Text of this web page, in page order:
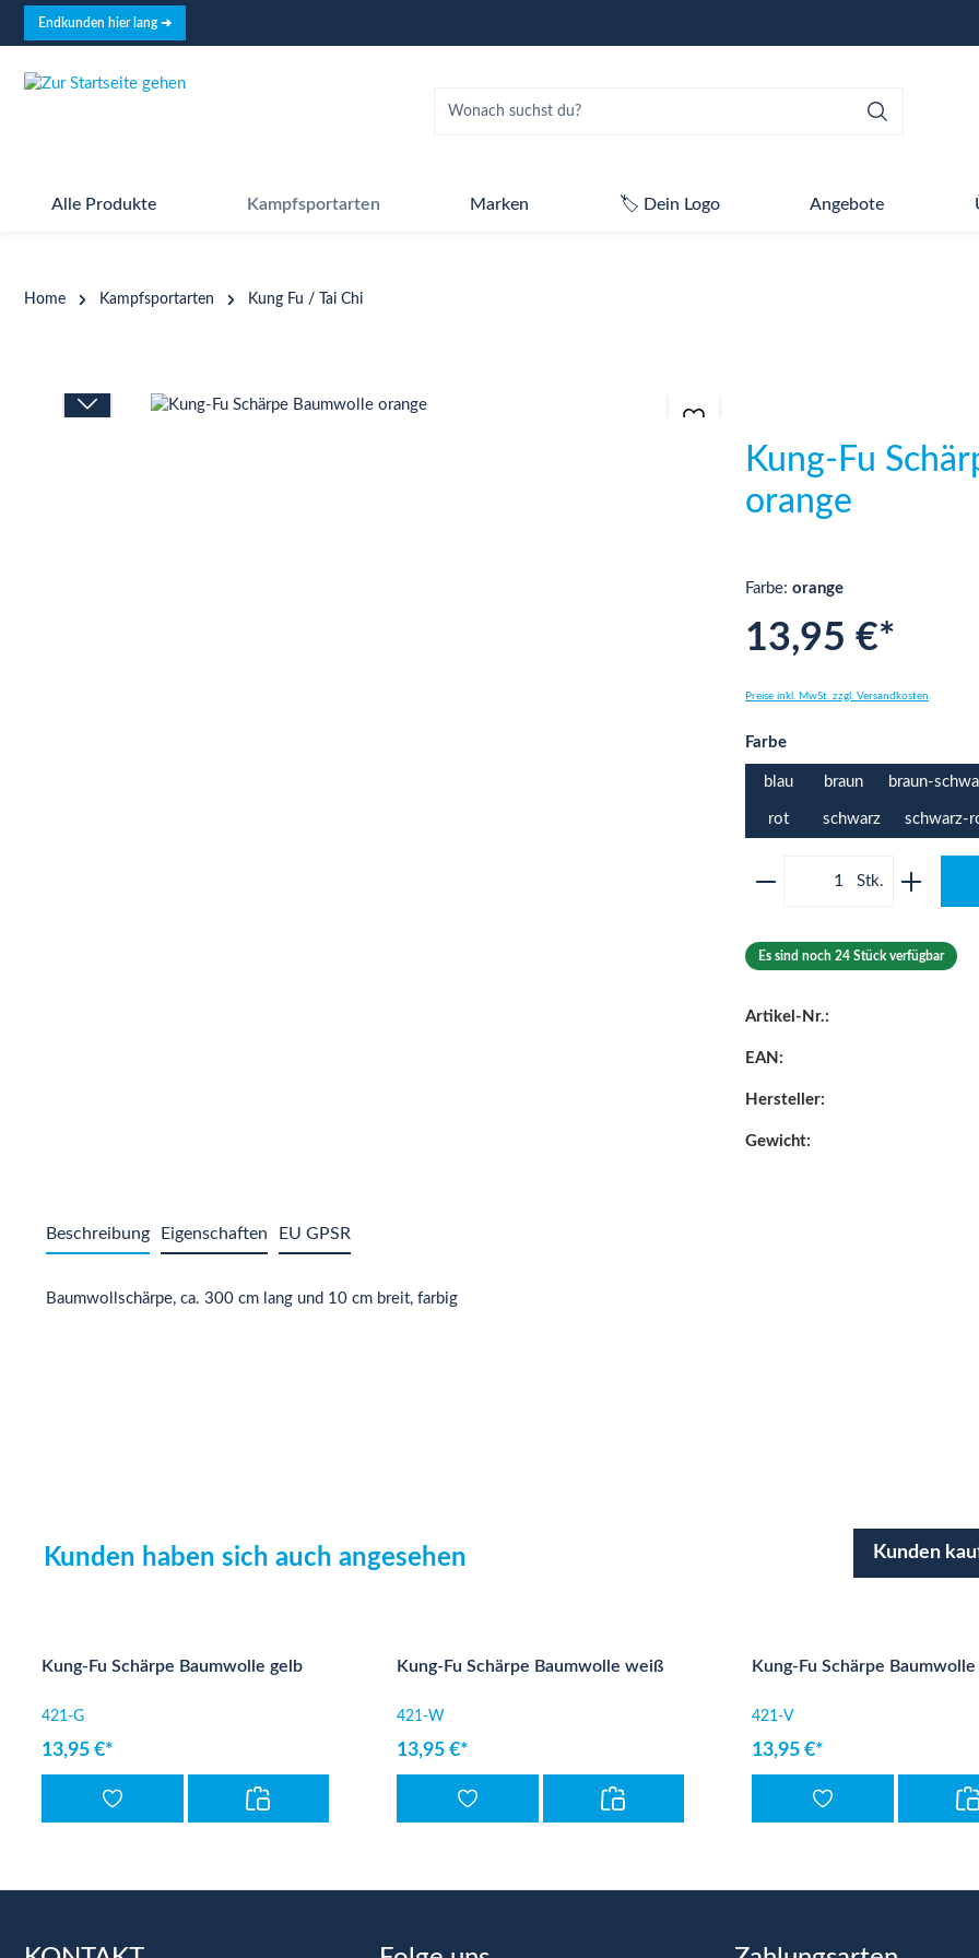
Zur Hauptnavigation springen
Endkunden hier lang ➜
Alle Produkte Kampfsportarten Marken 🏷️ Dein Logo Angebote
Home Kampfsportarten Kung Fu / Tai Chi
Bildergalerie überspringen
Kung-Fu
orange
Farbe: orange
13,95 €*
Preise inkl. MwSt. zzgl. Versandkosten
Farbeauswählen
blau braun braun-
rot schwarz schwarz-
Produkt Anzahl:
Es sind noch 24 Stück verfügbar
Artikel-Nr.:
EAN:
Hersteller:
Gewicht:
Beschreibung Eigenschaften EU GPSR
Baumwollschärpe, ca. 300 cm lang und 10 cm breit, farbig
Kunden haben sich auch angesehen Kunden
Kung-Fu Schärpe Baumwolle gelb
421-G
13,95 €*
Kung-Fu Schärpe Baumwolle weiß
421-W
13,95 €*
Kung-Fu Schärpe
421-V
13,95 €*